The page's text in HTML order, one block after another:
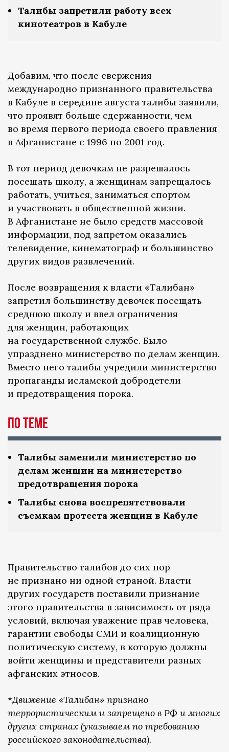
Талибы запретили работу всех
кинотеатров в Кабуле
Добавим, что после свержения
международно признанного правительства
в Кабуле в середине августа талибы заявили,
что проявят больше сдержанности, чем
во время первого периода своего правления
в Афганистане с 1996 по 2001 год.
В тот период девочкам не разрешалось
посещать школу, а женщинам запрещалось
работать, учиться, заниматься спортом
и участвовать в общественной жизни.
В Афганистане не было средств массовой
информации, под запретом оказались
телевидение, кинематограф и большинство
других видов развлечений.
После возвращения к власти «Талибан»
запретил большинству девочек посещать
среднюю школу и ввел ограничения
для женщин, работающих
на государственной службе. Было
упразднено министерство по делам женщин.
Вместо него талибы учредили министерство
пропаганды исламской добродетели
и предотвращения порока.
По теме
Талибы заменили министерство по
делам женщин на министерство
предотвращения порока
Талибы снова воспрепятствовали
съемкам протеста женщин в Кабуле
Правительство талибов до сих пор
не признано ни одной страной. Власти
других государств поставили признание
этого правительства в зависимость от ряда
условий, включая уважение прав человека,
гарантии свободы СМИ и коалиционную
политическую систему, в которую должны
войти женщины и представители разных
афганских этносов.
*Движение «Талибан» признано
террористическим и запрещено в РФ и многих
других странах (указываем по требованию
российского законодательства).